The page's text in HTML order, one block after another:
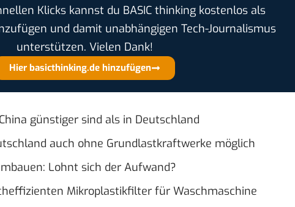
Klicks kannst du BASIC thinking kostenlos als
und damit unabhängigen Tech-Journalismus
unterstützen. Vielen Dank!
Hier basicthinking.de hinzufügen
günstiger sind als in Deutschland
auch ohne Grundlastkraftwerke möglich
Lohnt sich der Aufwand?
Mikroplastikfilter für Waschmaschine